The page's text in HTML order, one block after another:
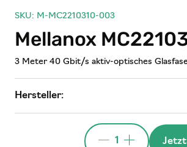
SKU: M-MC2210310-003
Mellanox
3 Meter 40 Gbit/s aktiv-optisches
Hersteller:
1